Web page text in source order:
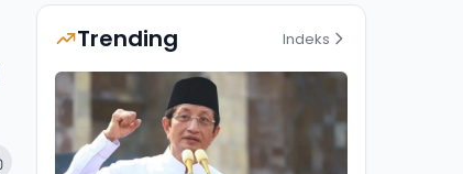
Trending Indeks